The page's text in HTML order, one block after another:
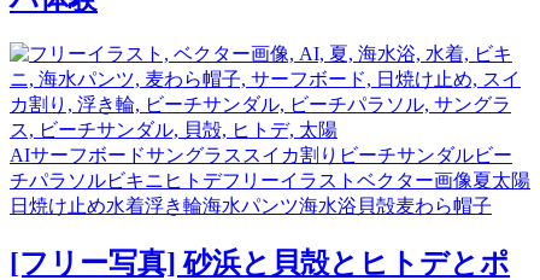
AIサーフボードサングラス スイカ割り ビーチサンダルビー
チパラソルビキニ ヒトデフリーイラスト ベクター画像夏太陽
日焼け止め水着浮き輪海水パンツ海水浴 貝殻麦わら帽子
[フリー写真] 砂浜と貝殻とヒトデとポ